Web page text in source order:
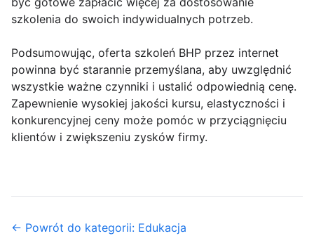
szkolenia do swoich indywidualnych potrzeb.
Podsumowując, oferta szkoleń BHP przez internet
powinna być starannie przemyślana, aby uwzględnić
wszystkie ważne czynniki i ustalić odpowiednią cenę.
Zapewnienie wysokiej jakości kursu, elastyczności i
konkurencyjnej ceny może pomóc w przyciągnięciu
klientów i zwiększeniu zysków firmy.
← Powrót do kategorii: Edukacja